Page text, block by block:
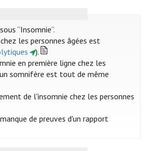
“Insomnie”.
les personnes âgées est
).
en première ligne chez les
somnifère est tout de même
de l'insomnie chez les personnes
de preuves d'un rapport